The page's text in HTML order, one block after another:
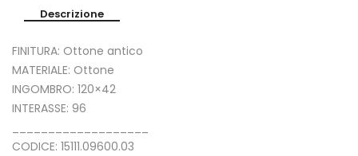
Descrizione
FINITURA: Ottone antico
MATERIALE: Ottone
INGOMBRO: 120×42
INTERASSE: 96
CODICE: 15111.09600.03